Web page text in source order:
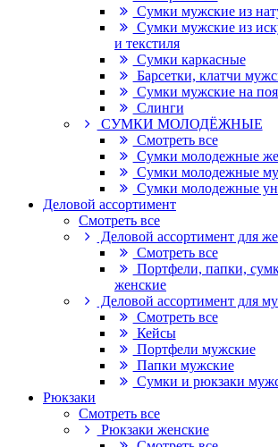
Сумки мужские из
Сумки мужские из
и текстиля
Сумки каркасные
Барсетки, клатчи
Сумки мужские на
Слинги
СУМКИ МОЛОДЁЖНЫЕ
Смотреть все
Сумки молодежные
Сумки молодежные
Сумки молодежные
Деловой ассортимент
Смотреть все
Деловой ассортимент для
Смотреть все
Портфели, папки,
женские
Деловой ассортимент для
Смотреть все
Кейсы
Портфели мужские
Папки мужские
Сумки и рюкзаки
Рюкзаки
Смотреть все
Рюкзаки женские